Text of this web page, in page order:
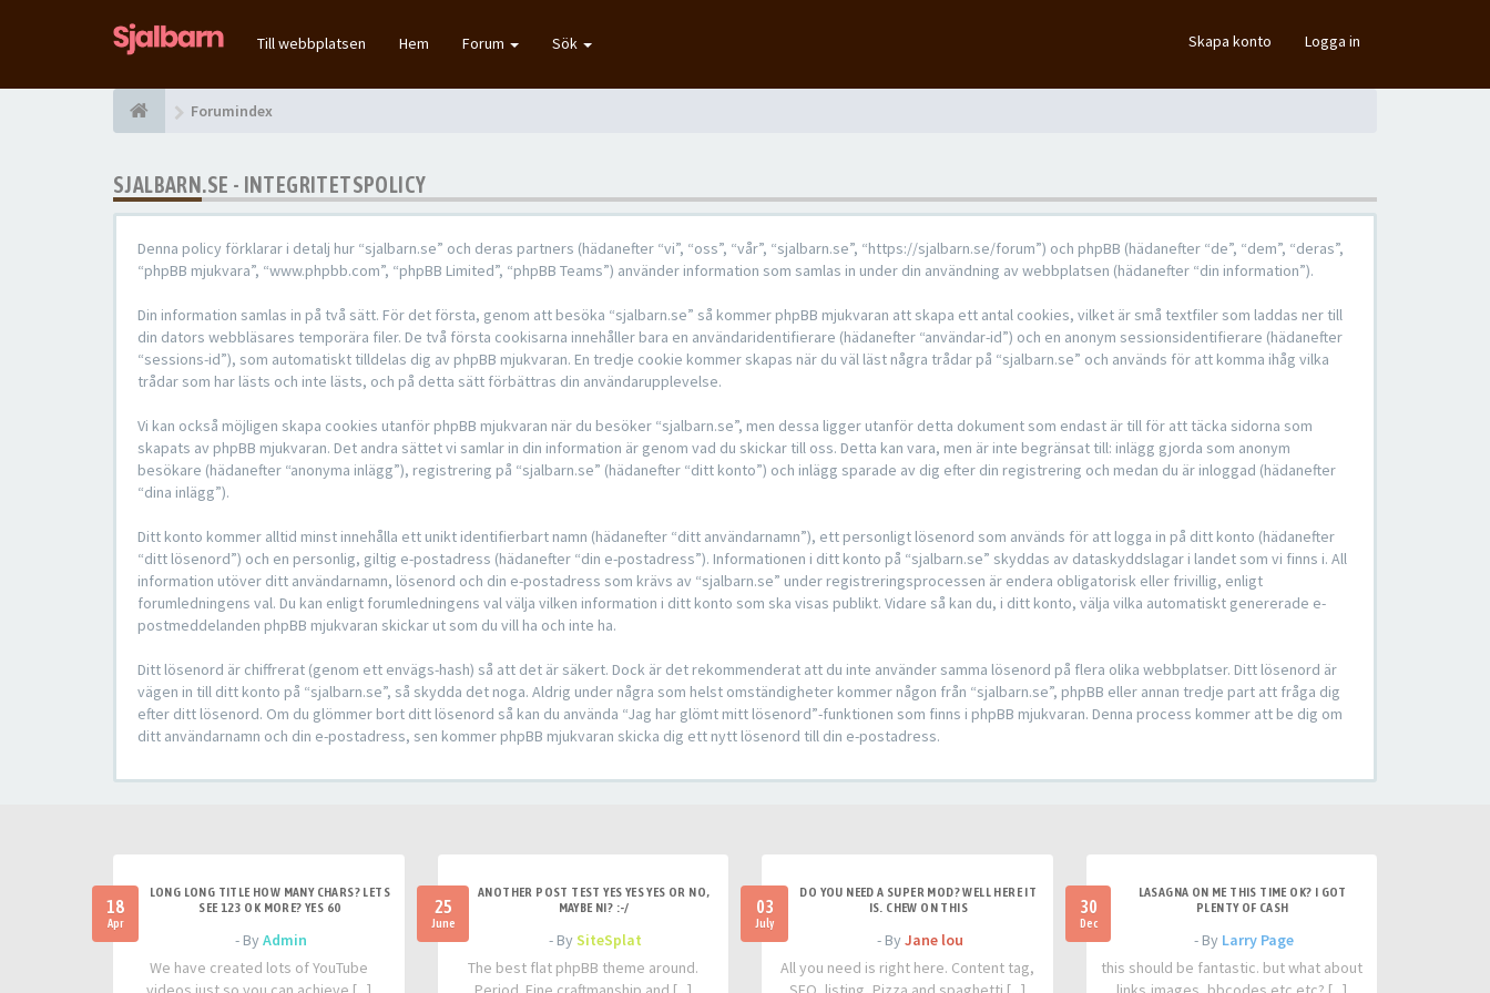
Till webbplatsen Hem Forum Sök Skapa konto Logga in
Forumindex
SJALBARN.SE - INTEGRITETSPOLICY
Denna policy förklarar i detalj hur “sjalbarn.se” och deras partners (hädanefter “vi”, “oss”, “vår”, “sjalbarn.se”, “https://sjalbarn.se/forum”) och phpBB (hädanefter “de”, “dem”, “deras”,
“phpBB mjukvara”, “www.phpbb.com”, “phpBB Limited”, “phpBB Teams”) använder information som samlas in under din användning av webbplatsen (hädanefter “din information”).
Din information samlas in på två sätt. För det första, genom att besöka “sjalbarn.se” så kommer phpBB mjukvaran att skapa ett antal cookies, vilket är små textfiler som laddas ner till
din dators webbläsares temporära filer. De två första cookisarna innehåller bara en användaridentifierare (hädanefter “användar-id”) och en anonym sessionsidentifierare (hädanefter
“sessions-id”), som automatiskt tilldelas dig av phpBB mjukvaran. En tredje cookie kommer skapas när du väl läst några trådar på “sjalbarn.se” och används för att komma ihåg vilka
trådar som har lästs och inte lästs, och på detta sätt förbättras din användarupplevelse.
Vi kan också möjligen skapa cookies utanför phpBB mjukvaran när du besöker “sjalbarn.se”, men dessa ligger utanför detta dokument som endast är till för att täcka sidorna som
skapats av phpBB mjukvaran. Det andra sättet vi samlar in din information är genom vad du skickar till oss. Detta kan vara, men är inte begränsat till: inlägg gjorda som anonym
besökare (hädanefter “anonyma inlägg”), registrering på “sjalbarn.se” (hädanefter “ditt konto”) och inlägg sparade av dig efter din registrering och medan du är inloggad (hädanefter
“dina inlägg”).
Ditt konto kommer alltid minst innehålla ett unikt identifierbart namn (hädanefter “ditt användarnamn”), ett personligt lösenord som används för att logga in på ditt konto (hädanefter
“ditt lösenord”) och en personlig, giltig e-postadress (hädanefter “din e-postadress”). Informationen i ditt konto på “sjalbarn.se” skyddas av dataskyddslagar i landet som vi finns i. All
information utöver ditt användarnamn, lösenord och din e-postadress som krävs av “sjalbarn.se” under registreringsprocessen är endera obligatorisk eller frivillig, enligt
forumledningens val. Du kan enligt forumledningens val välja vilken information i ditt konto som ska visas publikt. Vidare så kan du, i ditt konto, välja vilka automatiskt genererade e-
postmeddelanden phpBB mjukvaran skickar ut som du vill ha och inte ha.
Ditt lösenord är chiffrerat (genom ett envägs-hash) så att det är säkert. Dock är det rekommenderat att du inte använder samma lösenord på flera olika webbplatser. Ditt lösenord är
vägen in till ditt konto på “sjalbarn.se”, så skydda det noga. Aldrig under några som helst omständigheter kommer någon från “sjalbarn.se”, phpBB eller annan tredje part att fråga dig
efter ditt lösenord. Om du glömmer bort ditt lösenord så kan du använda “Jag har glömt mitt lösenord”-funktionen som finns i phpBB mjukvaran. Denna process kommer att be dig om
ditt användarnamn och din e-postadress, sen kommer phpBB mjukvaran skicka dig ett nytt lösenord till din e-postadress.
18
Apr
LONG LONG TITLE HOW MANY CHARS? LETS
SEE 123 OK MORE? YES 60
- ByAdmin
We have created lots of YouTube
25
June
ANOTHER POST TEST YES YES YES OR NO,
MAYBE NI? :-/
- BySiteSplat
The best flat phpBB theme around.
03
July
DO YOU NEED A SUPER MOD? WELL HERE IT
IS. CHEW ON THIS
- By Jane lou
All you need is right here. Content tag,
30
Dec
LASAGNA ON ME THIS TIME OK? I GOT
PLENTY OF CASH
- By Larry Page
this should be fantastic. but what about